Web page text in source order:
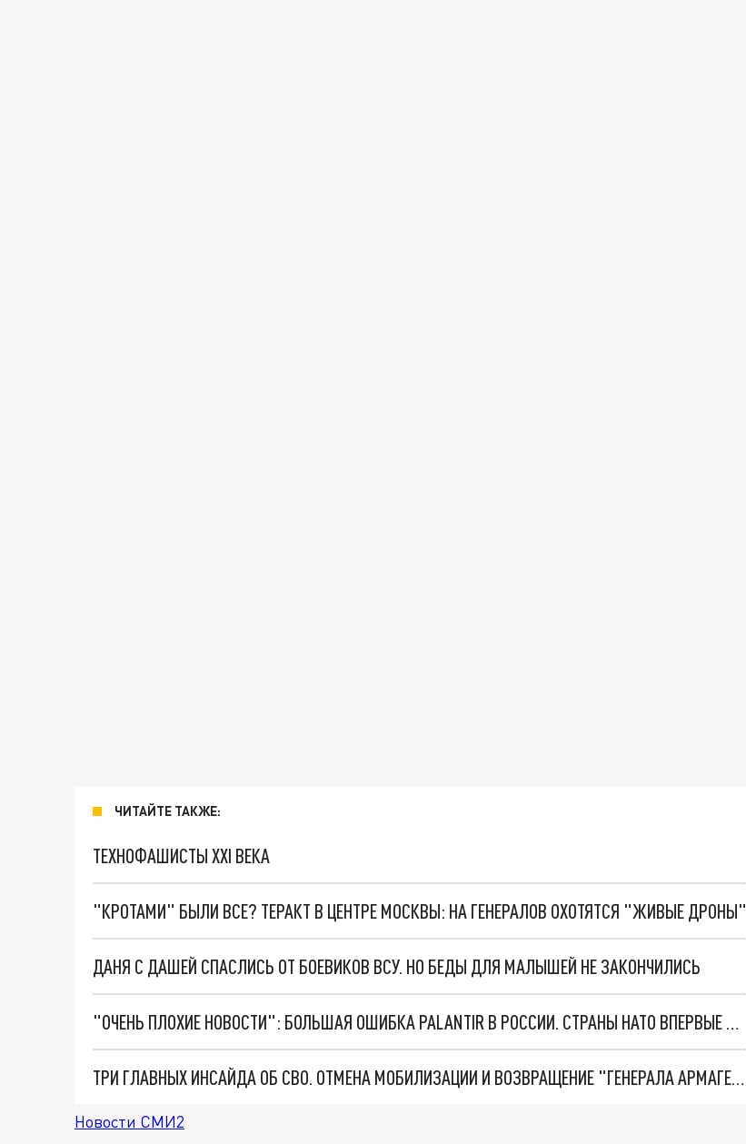
ЧИТАЙТЕ ТАКЖЕ:
ТЕХНОФАШИСТЫ XXI ВЕКА
"КРОТАМИ" БЫЛИ ВСЕ? ТЕРАКТ В ЦЕНТРЕ МОСКВЫ: НА ГЕНЕРАЛОВ ОХОТЯТСЯ "ЖИВЫЕ ДРОНЫ"
ДАНЯ С ДАШЕЙ СПАСЛИСЬ ОТ БОЕВИКОВ ВСУ. НО БЕДЫ ДЛЯ МАЛЫШЕЙ НЕ ЗАКОНЧИЛИСЬ
"ОЧЕНЬ ПЛОХИЕ НОВОСТИ": БОЛЬШАЯ ОШИБКА PALANTIR В РОССИИ. СТРАНЫ НАТО ВПЕРВЫЕ ЗА СВО ОСТАНОВИЛИ ПОСТАВКИ ОРУЖИЯ. ВСУ ТЕРЯЮТ ПРИГРАНИЧЬЕ?
ТРИ ГЛАВНЫХ ИНСАЙДА ОБ СВО. ОТМЕНА МОБИЛИЗАЦИИ И ВОЗВРАЩЕНИЕ "ГЕНЕРАЛА АРМАГЕДДОНА"? ОТЛИЧНЫЕ НОВОСТИ, КОТОРЫЕ ЖДАЛИ ВСЕ
Новости СМИ2